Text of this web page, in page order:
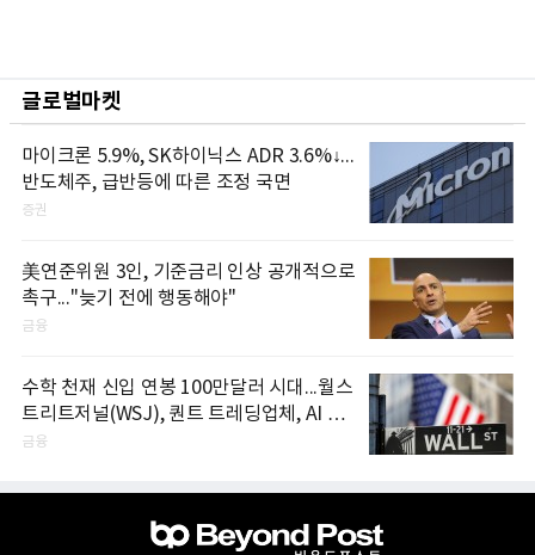
글로벌마켓
마이크론 5.9%, SK하이닉스 ADR 3.6%↓...
반도체주, 급반등에 따른 조정 국면
증권
美연준위원 3인, 기준금리 인상 공개적으로
촉구..."늦기 전에 행동해야"
금융
수학 천재 신입 연봉 100만달러 시대...월스
트리트저널(WSJ), 퀀트 트레딩업체, AI 기
업들 인재 확보 경쟁
금융